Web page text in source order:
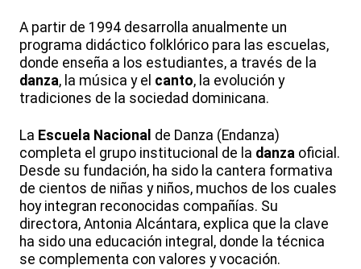
A partir de 1994 desarrolla anualmente un
programa didáctico folklórico para las escuelas,
donde enseña a los estudiantes, a través de la
danza, la música y el canto, la evolución y
tradiciones de la sociedad dominicana.
La Escuela Nacional de Danza (Endanza)
completa el grupo institucional de la danza oficial.
Desde su fundación, ha sido la cantera formativa
de cientos de niñas y niños, muchos de los cuales
hoy integran reconocidas compañías. Su
directora, Antonia Alcántara, explica que la clave
ha sido una educación integral, donde la técnica
se complementa con valores y vocación.